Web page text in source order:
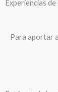
Experiencias
Para aportar